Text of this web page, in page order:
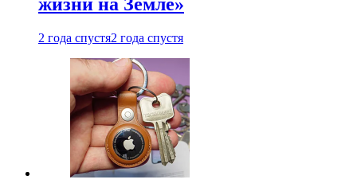
2 года спустя2 года спустя